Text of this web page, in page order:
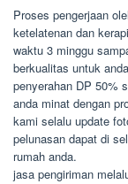
Proses pengerjaan
ketelatenan dan
waktu 3 minggu
berkualitas untuk
penyerahan DP 50%
anda minat dengan
kami selalu update
pelunasan dapat di
rumah anda.
jasa pengiriman